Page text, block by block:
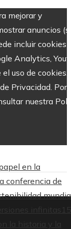
mejorar y
anuncios
incluir cookies
Analytics,
uso de cookies.
Privacidad. Por
nuestra
en la
conferencia de
infinitas
15
la historia y la